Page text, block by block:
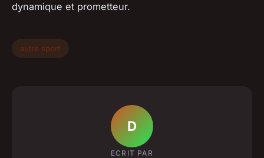
dynamique et prometteur.
autre sport
D
ECRIT PAR